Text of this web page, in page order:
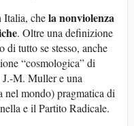
Italia, chela nonviolenza
. Oltre una definizione
di tutto se stesso, anche
“cosmologica” di
J.-M. Muller e una
mondo) pragmatica di
e il Partito Radicale.